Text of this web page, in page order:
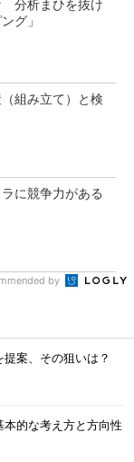
分析まひを抜け
グ」
組み立て）と検
に競争力がある
by
提案、その狙いは？
的な考え方と方向性